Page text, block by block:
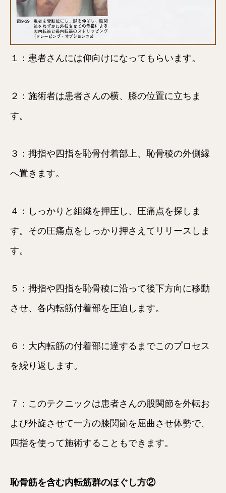
１：患者さんには仰向けになってもらいます。
２：施術者は患者さんの横、膝の位置に立ちま
す。
３：拇指や四指を恥骨付着部上、恥骨稜の外側縁
へ置きます。
４：しっかりと組織を押圧し、圧痛点を探しま
す。その圧痛点をしっかり押さえてリリースしま
す。
５：拇指や四指を恥骨稜に沿って後下方向に移動
させ、各内転筋付着部を圧迫します。
６：大内転筋の付着部に達するまでこのプロセス
を繰り返します。
７：このテクニックは患者さんの股関節を外転お
よび外旋させて一方の膝関節を屈曲させ体勢で、
四指を使って施術することもできます。
恥骨筋を含む内転筋群のほぐし方②